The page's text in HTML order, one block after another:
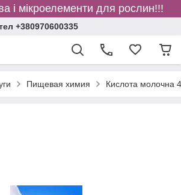
і мікроелементи для рослин!!!
+380970600335
Пищевая химия Кислота молочна